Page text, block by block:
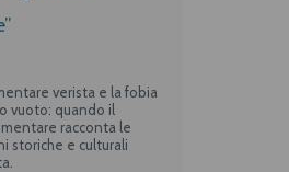
verista e la fobia
vuoto: quando il
racconta le
storiche e culturali